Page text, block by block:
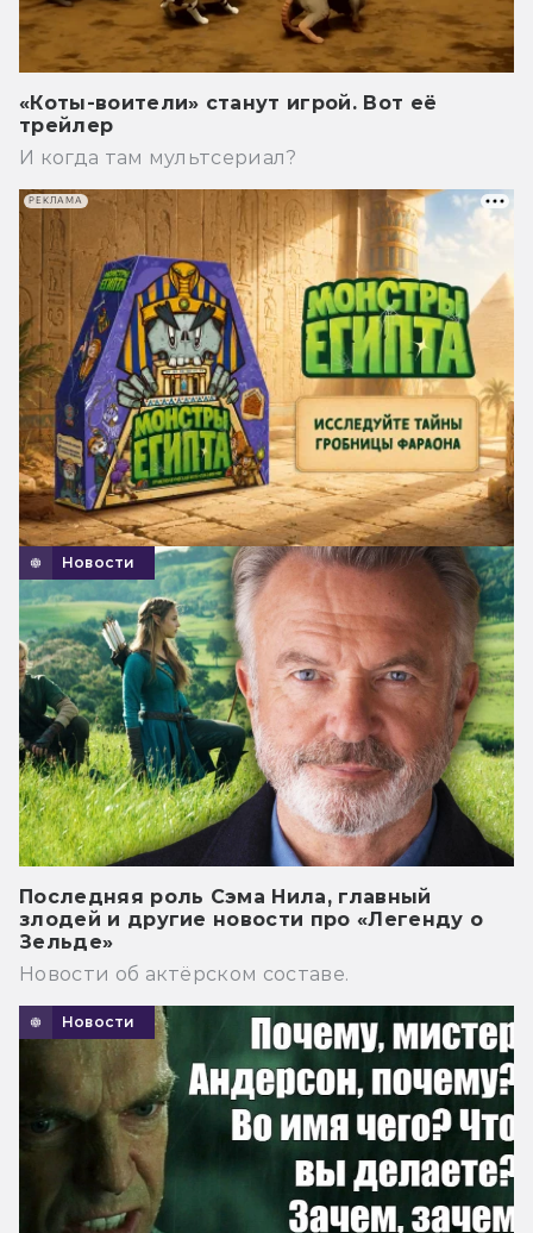
«Коты-воители» станут игрой. Вот её
трейлер
И когда там мультсериал?
Новости
Последняя роль Сэма Нила, главный
злодей и другие новости про «Легенду о
Зельде»
Новости об актёрском составе.
Новости
РЕКЛАМА